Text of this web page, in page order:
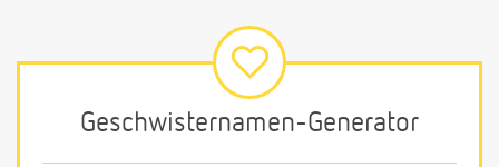
Geschwisternamen-Generator